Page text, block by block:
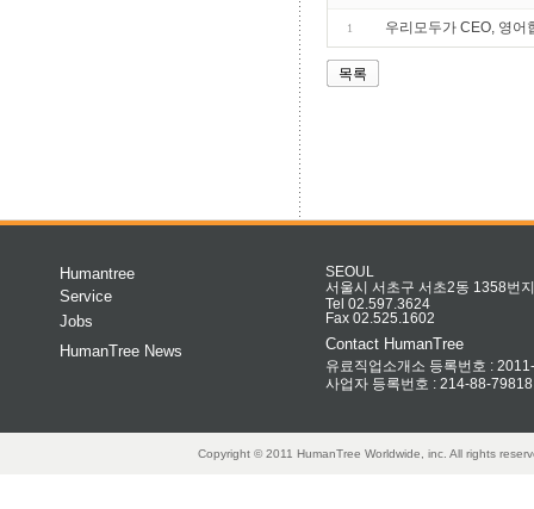
1 우리모두가 CEO, 영어
목록
Humantree
Service
Jobs
HumanTree News
SEOUL
서울시 서초구 서초2동 1358번
Tel 02.597.3624
Fax 02.525.1602
Contact HumanTree
유료직업소개소 등록번호 :
사업자 등록번호 : 214-88-79818
Copyright © 2011 HumanTree Worldwide, inc. All rights